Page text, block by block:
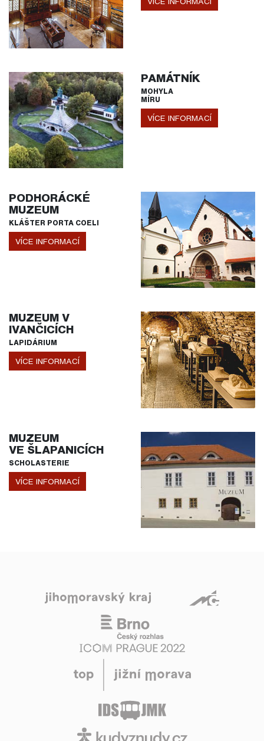
PAMÁTNÍK
MOHYLA
MÍRU
VÍCE INFORMACÍ
PODHORÁCKÉ
MUZEUM
KLÁŠTER PORTA COELI
VÍCE INFORMACÍ
MUZEUM V
IVANČICÍCH
LAPIDÁRIUM
VÍCE INFORMACÍ
MUZEUM
VE ŠLAPANICÍCH
SCHOLASTERIE
VÍCE INFORMACÍ